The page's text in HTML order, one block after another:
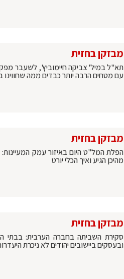
מבזקן בחזית
תא"ל במיל' צביקה חיימוביץ', לשעבר
עם מטחים הרבה יותר כבדים ממה שחווינו
מבזקן בחזית
הפלת המל"ט היום באיזור עמק
מהיכן הגיע ואיך הכלי יורט
מבזקן בחזית
סקירת השביתה בחברה הערבית: בבתי
ובעסקים ביישובים יהודים לא ניכרת